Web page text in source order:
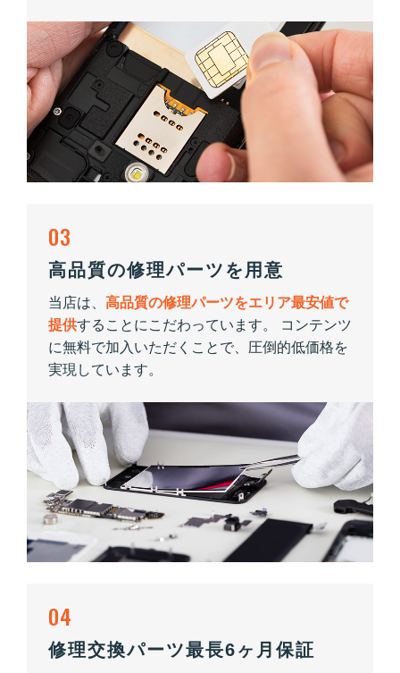
03
高品質の修理パーツを用意
当店は、 高品質の修理パーツをエリア最安値で
提供することにこだわっています。 コンテンツ
に無料で加入いただくことで、圧倒的低価格を
実現しています。
04
修理交換パーツ最長6ヶ月保証